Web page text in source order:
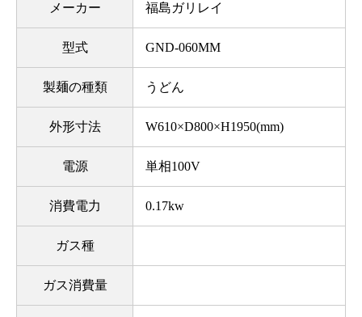
メーカー 福島ガリレイ
型式 GND-060MM
製麺の種類 うどん
外形寸法 W610×D800×H1950(mm)
電源 単相100V
消費電力 0.17kw
ガス種
ガス消費量